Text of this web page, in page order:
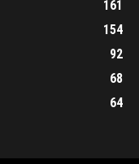
161
154
92
68
64